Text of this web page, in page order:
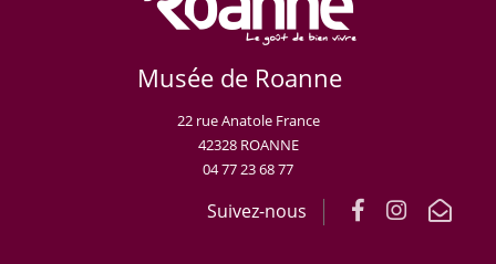
Musée de Roanne
22 rue Anatole France
42328 ROANNE
04 77 23 68 77
Suivez-nous